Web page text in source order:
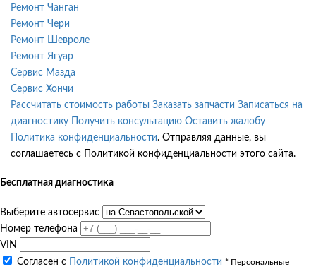
Ремонт Чанган
Ремонт Чери
Ремонт Шевроле
Ремонт Ягуар
Сервис Мазда
Сервис Хончи
Рассчитать стоимость работы Заказать запчасти Записаться на
диагностику
Получить консультацию Оставить жалобу
Политика конфиденциальности. Отправляя данные, вы
соглашаетесь с Политикой конфиденциальности этого сайта.
Бесплатная диагностика
Выберите автосервис
Номер телефона
VIN
Согласен с
Политикой конфиденциальности * Персональные